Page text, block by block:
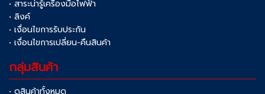
• สาระน่ารู้เครื่องมือไฟฟ้า
• ลิงค์
• เงื่อนไขการรับประกัน
• เงื่อนไขการเปลี่ยน-คืนสินค้า
กลุ่มสินค้า
• ดูสินค้าทั้งหมด